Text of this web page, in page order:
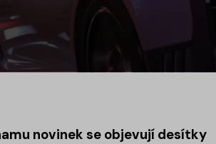
novinek se objevují desítky